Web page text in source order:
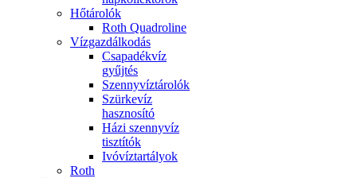
Hőtárolók
Roth Quadroline
Vízgazdálkodás
Csapadékvíz
gyűjtés
Szennyvíztárolók
Szürkevíz
hasznosító
Házi szennyvíz
tisztítók
Ivóvíztartályok
Roth